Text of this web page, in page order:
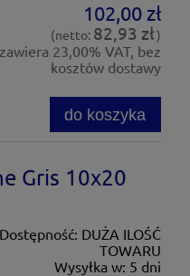
102,00 zł
(netto: 82,93 zł)
zawiera 23,00% VAT, bez
kosztów dostawy
do koszyka
Gris 10x20
Dostępność: DUŻA ILOŚĆ
TOWARU
Wysyłka w: 5 dni